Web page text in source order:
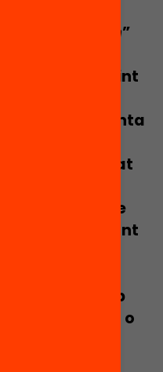
Round-robin”
circular un
va escrivint
un tema, o
a una pregunta
el què ha posat
sobre
aprofitant
ofereix
amb
entrevistes o